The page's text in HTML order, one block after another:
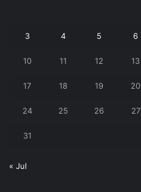
3 4 5 6
10 11 12 13
17 18 19 20
24 25 26 27
31
« Jul